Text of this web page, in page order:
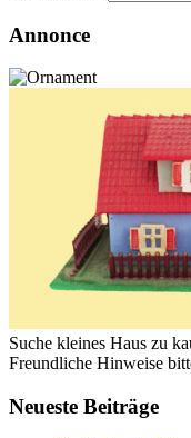
Annonce
Suche kleines Haus zu
Freundliche Hinweise
Neueste Beiträge